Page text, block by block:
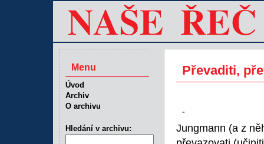
Převaditi,
-
Jungmann (a z
Menu
Úvod
Archiv
O archivu
Hledání v archivu: